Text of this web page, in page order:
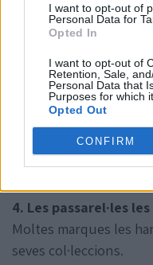
I want to opt-out of
Personal Data for
Opted In
I want to opt-out of
Retention, Sale,
Personal Data that
Purposes for which
Opted Out
CONFIRM
aquesta tendència.
2. Són còmodes però
A diferència dels
taló baix o són planes
al dia a dia.
3. Les celebretats
Models i famoses com
4. Les passarel·les
Moltes marques les
seves col·leccions.